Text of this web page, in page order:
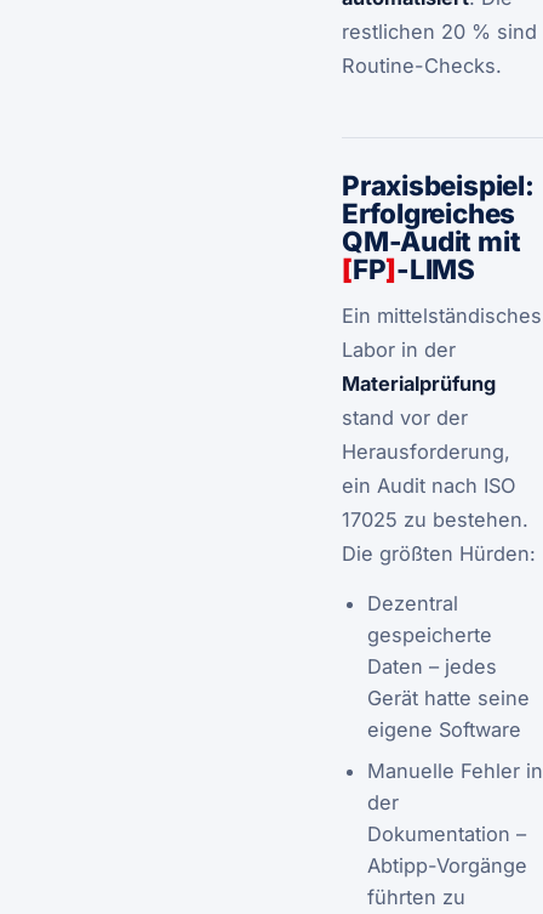
restlichen 20 % sind
Routine-Checks.
Praxisbeispiel:
Erfolgreiches
QM-Audit mit
[FP]-LIMS
Ein mittelständisches
Labor in der
Materialprüfung
stand vor der
Herausforderung,
ein Audit nach ISO
17025 zu bestehen.
Die größten Hürden:
Dezentral
gespeicherte
Daten – jedes
Gerät hatte seine
eigene Software
Manuelle Fehler in
der
Dokumentation –
Abtipp-Vorgänge
führten zu